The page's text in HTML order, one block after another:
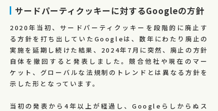
サードパーティクッキーに対するGoogleの方針
2020年当初、サードパーティクッキーを段階的に廃止す
る方針を打ち出していたGoogleは、数年にわたり廃止の
実施を延期し続けた結果、2024年7月に突然、廃止の方針
自体を撤回すると発表しました。競合他社や現在のマー
ケット、グローバルな法規制のトレンドとは異なる方針を
示した形となっています。
当初の発表から4年以上が経過し、Googleらしからぬス